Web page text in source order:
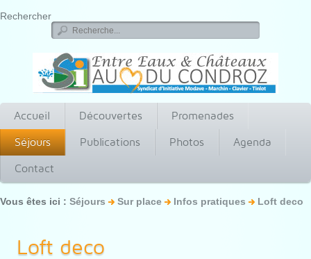
Rechercher
Accueil Découvertes
Promenades
Séjours
Publications Photos
Agenda
Contact
Vous êtes ici : Séjours Sur place Infos pratiques Loft deco
Loft deco